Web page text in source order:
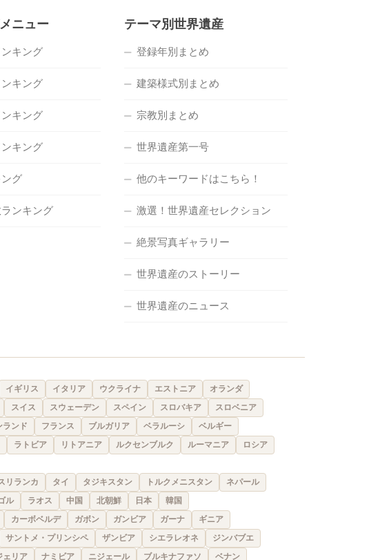
ニュー
キング
キング
キング
キング
グ
ンキング
テーマ別世界遺産
登録年別まとめ
建築様式別まとめ
宗教別まとめ
世界遺産第一号
他のキーワードはこちら！
激選！世界遺産セレクション
絶景写真ギャラリー
世界遺産のストーリー
世界遺産のニュース
イギリス イタリア ウクライナ エストニア
オランダ
スイス スウェーデン スペイン スロバキア
スロベニア
ランド フランス ブルガリア ベラルーシ
ベルギー
ラトビア リトアニア ルクセンブルク ルーマニア
ロシア
リランカ タイ タジキスタン トルクメニスタン
ネパール
ル ラオス 中国 北朝鮮 日本 韓国
カーボベルデ ガボン ガンビア ガーナ
ギニア
サントメ・プリンシペ ザンビア シエラレオネ
ジンバブエ
ェリア ナミビア ニジェール ブルキナファソ ベナン